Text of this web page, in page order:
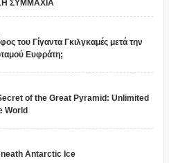
ΣΥΜΜΑΧΙΑ
του Γίγαντα Γκιλγκαμές μετά την
Ευφράτη;
of the Great Pyramid: Unlimited
World
Antarctic Ice